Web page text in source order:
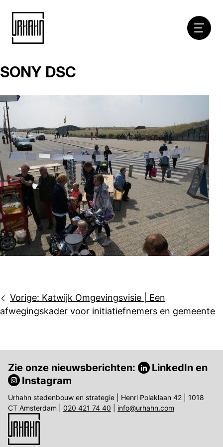
Naar
SONY DSC
Bericht
navigatie
Vorige: Katwijk Omgevingsvisie | Een
afwegingskader voor initiatiefnemers en gemeente
Zie onze nieuwsberichten: LinkedIn en
Instagram
Urhahn stedenbouw en strategie | Henri Polaklaan 42 | 1018
CT Amsterdam | 020 421 74 40 info@urhahn.com